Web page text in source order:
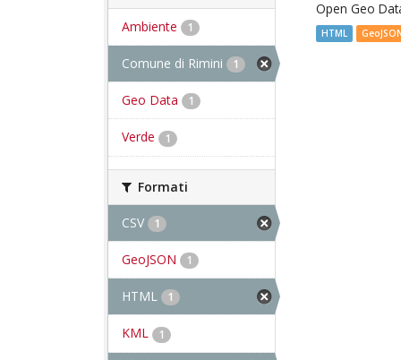
Ambiente 1
Comune di Rimini 1
Geo Data 1
Verde 1
Formati
CSV 1
GeoJSON 1
HTML 1
KML 1
Open Geo
HTML